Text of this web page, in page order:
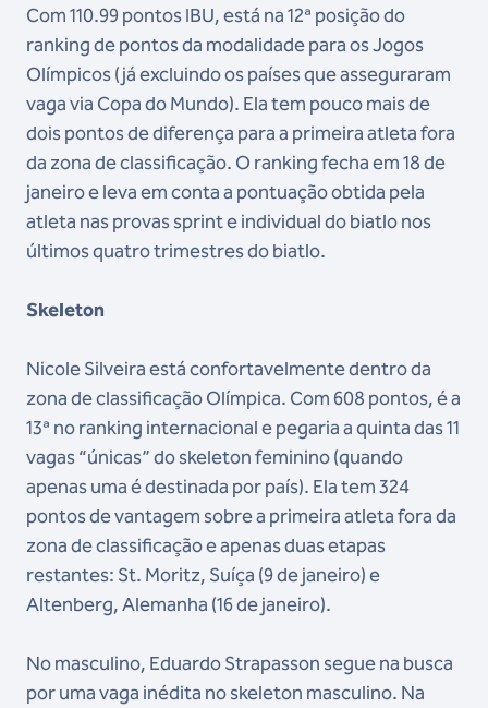
Com 110.99 pontos IBU, está na 12ª posição do
ranking de pontos da modalidade para os Jogos
Olímpicos (já excluindo os países que asseguraram
vaga via Copa do Mundo). Ela tem pouco mais de
dois pontos de diferença para a primeira atleta fora
da zona de classificação. O ranking fecha em 18 de
janeiro e leva em conta a pontuação obtida pela
atleta nas provas sprint e individual do biatlo nos
últimos quatro trimestres do biatlo.
Skeleton
Nicole Silveira está confortavelmente dentro da
zona de classificação Olímpica. Com 608 pontos, é a
13ª no ranking internacional e pegaria a quinta das 11
vagas “únicas” do skeleton feminino (quando
apenas uma é destinada por país). Ela tem 324
pontos de vantagem sobre a primeira atleta fora da
zona de classificação e apenas duas etapas
restantes: St. Moritz, Suíça (9 de janeiro) e
Altenberg, Alemanha (16 de janeiro).
No masculino, Eduardo Strapasson segue na busca
por uma vaga inédita no skeleton masculino. Na